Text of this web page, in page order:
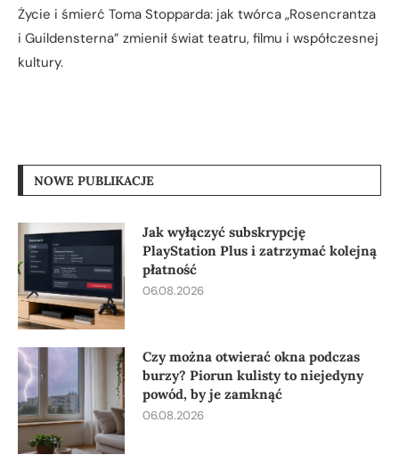
Życie i śmierć Toma Stopparda: jak twórca „Rosencrantza
i Guildensterna” zmienił świat teatru, filmu i współczesnej
kultury.
NOWE PUBLIKACJE
Jak wyłączyć subskrypcję
PlayStation Plus i zatrzymać kolejną
płatność
06.08.2026
Czy można otwierać okna podczas
burzy? Piorun kulisty to niejedyny
powód, by je zamknąć
06.08.2026